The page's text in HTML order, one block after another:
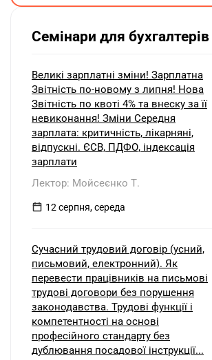
Семінари для бухгалтерів
Великі зарплатні зміни! Зарплатна
Звітність по-новому з липня! Нова
Звітність по квоті 4% та внеску за її
невиконання! Зміни Середня
зарплата: критичність, лікарняні,
відпускні. ЄСВ, ПДФО, індексація
зарплати
Лектор: Мойсеєнко Т.
12 серпня, середа
Сучасний трудовий договір (усний,
письмовий, електронний). Як
перевести працівників на письмові
трудові договори без порушення
законодавства. Трудові функції і
компетентності на основі
професійного стандарту без
дублювання посадової інструкції...